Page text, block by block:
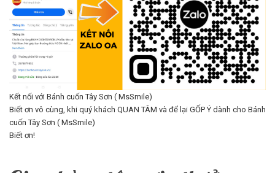
Kết nối với Bánh cuốn Tây Sơn ( MsSmile)
Biết ơn vô cùng, khi quý khách QUAN TÂM và để lại GỐP Ý dành cho Bánh
cuốn Tây Sơn ( MsSmile)
Biết ơn!